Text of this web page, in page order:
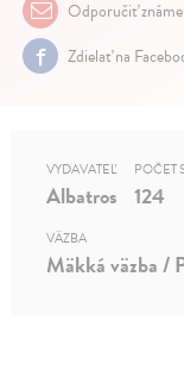
Odporučiť
Zdielať na
VYDAVATEĽ
Albatros
POČET
124
VÄZBA
Mäkká väzba /